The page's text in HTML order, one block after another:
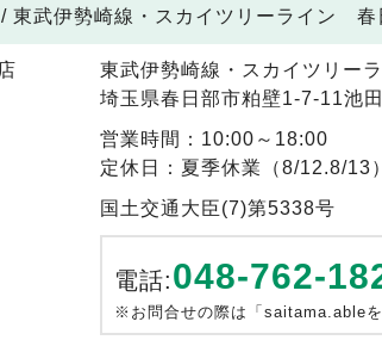
/ 東武伊勢崎線・スカイツリーライン 春
東武伊勢崎線・スカイツリー
埼玉県春日部市粕壁1-7-11池
営業時間：10:00～18:00
定休日：夏季休業（8/12.8/13）
国土交通大臣(7)第5338号
電話:048-762-
※お問合せの際は「saitama.ableを